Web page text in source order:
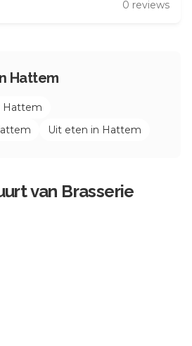
0 reviews
Hattem
Hattem
Uit eten in Hattem
van Brasserie